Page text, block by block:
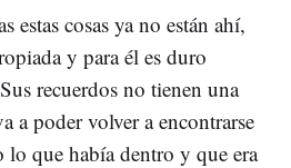
estas cosas ya no están ahí,
y para él es duro
recuerdos no tienen una
a poder volver a encontrarse
lo que había dentro y que era